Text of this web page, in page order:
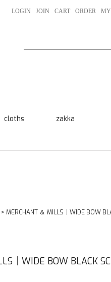
LOGIN JOIN CART ORDER
cloths zakka
> MERCHANT ＆ MILLS｜WIDE BOW
｜WIDE BOW BLACK